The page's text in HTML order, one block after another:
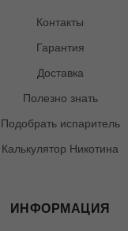
Контакты
Гарантия
Доставка
Полезно знать
Подобрать испаритель
Калькулятор Никотина
ИНФОРМАЦИЯ